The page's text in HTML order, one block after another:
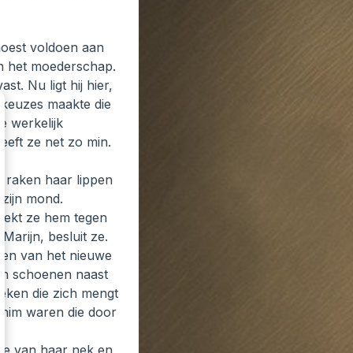
voldoen aan
het moederschap.
Nu ligt hij hier,
maakte die
werkelijk
ze net zo min.
raken haar lippen
mond.
ze hem tegen
besluit ze.
van het nieuwe
schoenen naast
die zich mengt
waren die door